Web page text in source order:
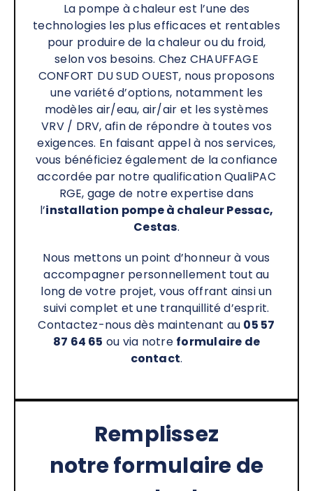
La pompe à chaleur est l’une des
technologies les plus efficaces et rentables
pour produire de la chaleur ou du froid,
selon vos besoins. Chez CHAUFFAGE
CONFORT DU SUD OUEST, nous proposons
une variété d’options, notamment les
modèles air/eau, air/air et les systèmes
VRV / DRV, afin de répondre à toutes vos
exigences. En faisant appel à nos services,
vous bénéficiez également de la confiance
accordée par notre qualification QualiPAC
RGE, gage de notre expertise dans
l’installation pompe à chaleur Pessac,
Cestas.
Nous mettons un point d’honneur à vous
accompagner personnellement tout au
long de votre projet, vous offrant ainsi un
suivi complet et une tranquillité d’esprit.
Contactez-nous dès maintenant au 05 57
87 64 65 ou via notre formulaire de
contact.
Remplissez
notre formulaire de